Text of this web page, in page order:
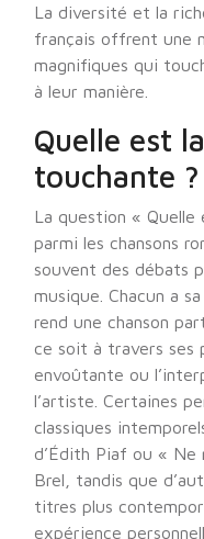
La diversité et la
français offrent une
magnifiques qui
à leur manière.
Quelle est
touchante ?
La question « Quelle
parmi les chansons
souvent des débats
musique. Chacun a
rend une chanson
ce soit à travers ses
envoûtante ou
l’artiste. Certaines
classiques
d’Édith Piaf ou «
Brel, tandis que
titres plus
expérience